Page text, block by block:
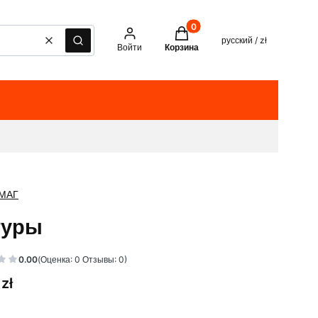
ОчиститьПоиск Войти
Товары в корзине: 0. See
Корзина
русский / zł
0.00(Оценка: 0 Отзывы: 0)